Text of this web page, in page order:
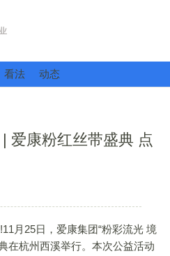
看法 动态
爱康粉红丝带盛典 点
月25日，爱康集团“粉彩流光 境
在杭州西溪举行。本次公益活动